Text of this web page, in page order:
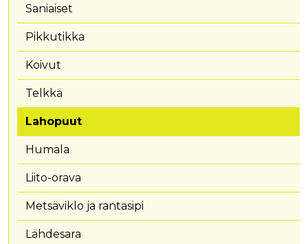
Saniaiset
Pikkutikka
Koivut
Telkkä
Lahopuut
Humala
Liito-orava
Metsäviklo ja rantasipi
Lähdesara